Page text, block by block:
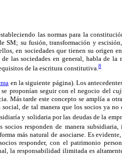
las normas para la
SM; su fusión, transformación y
en sociedades que tienen su origen
las sociedades en general, habla de la
de la escritura constitutiva.8
en la siguiente página). Los
proponían seguir con el negocio del
Más tarde este concepto se amplía a
de tal manera que los socios ya no
y solidaria por las deudas de la
responden de manera
más natural de asociarse. Es
responder, con el patrimonio
la responsabilidad ilimitada es